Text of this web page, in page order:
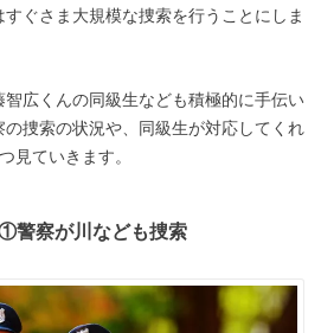
ぐさま大規模な捜索を行うことにしま
智広くんの同級生なども積極的に手伝い
捜索の状況や、同級生が対応してくれ
見ていきます。
警察が川なども捜索